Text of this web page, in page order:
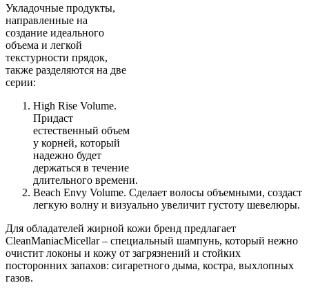
Укладочные продукты,
направленные на
создание идеального
объема и легкой
текстурности прядок,
также разделяются на две
серии:
High Rise Volume.
Придаст
естественный объем
у корней, который
надежно будет
держаться в течение
длительного времени.
Beach Envy Volume. Сделает волосы объемными, создаст
легкую волну и визуально увеличит густоту шевелюры.
Для обладателей жирной кожи бренд предлагает
CleanManiacMicellar – специальный шампунь, который нежно
очистит локоны и кожу от загрязнений и стойких
посторонних запахов: сигаретного дыма, костра, выхлопных
газов.